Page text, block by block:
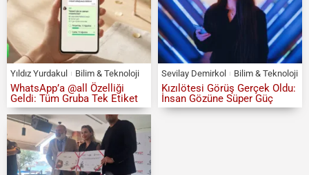
Yıldız Yurdakul Bilim & Teknoloji
WhatsApp’a @all Özelliği
Geldi: Tüm Gruba Tek Etiket
Sevilay Demirkol Bilim & Teknoloji
Kızılötesi Görüş Gerçek Oldu:
İnsan Gözüne Süper Güç